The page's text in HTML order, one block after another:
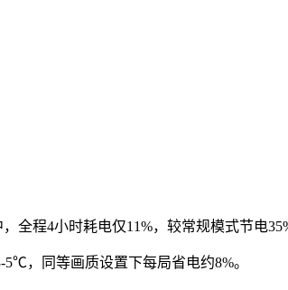
全程4小时耗电仅11%，较常规模式节电
，同等画质设置下每局省电约8%。